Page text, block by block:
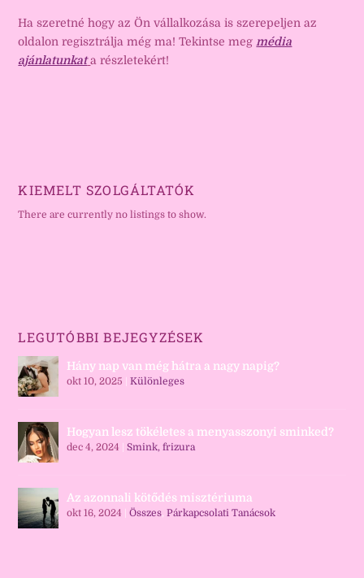
Ha szeretné hogy az Ön vállalkozása is szerepeljen az
oldalon regisztrálja még ma! Tekintse megmédia
ajánlatunkat a részletekért!
KIEMELT SZOLGÁLTATÓK
There are currently no listings to show.
LEGUTÓBBI BEJEGYZÉSEK
Hány nap van még hátra a nagy napig?
okt 10, 2025 |Különleges
Hogyan lesz tökéletes a menyasszonyi sminked?
dec 4, 2024 |Smink, frizura
Az azonnali kötődés misztériuma
okt 16, 2024 |Összes,Párkapcsolati Tanácsok